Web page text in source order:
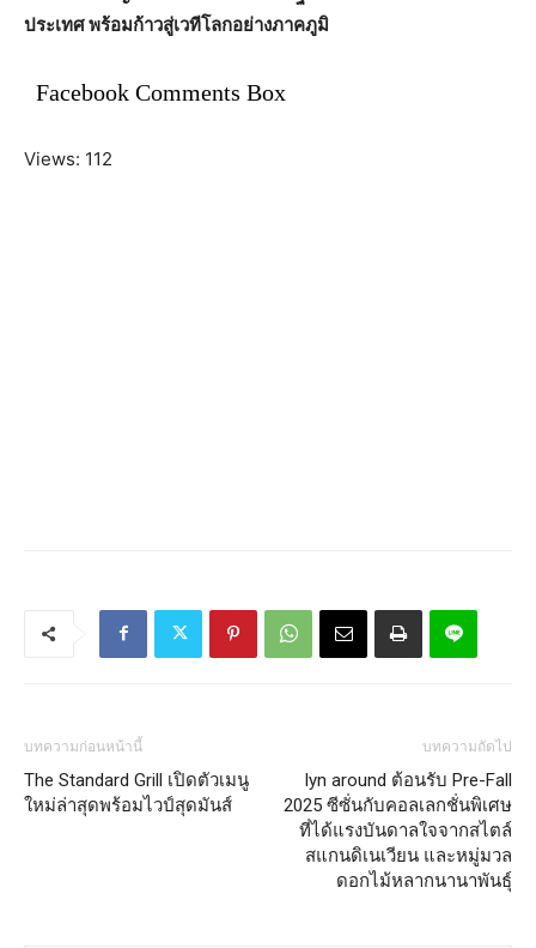
ประเทศ พร้อมก้าวสู่เวทีโลกอย่างภาคภูมิ
Facebook Comments Box
Views: 112
บทความก่อนหน้านี้
The Standard Grill เปิดตัวเมนู
ใหม่ล่าสุดพร้อมไวป์สุดมันส์
บทความถัดไป
lyn around ต้อนรับ Pre-Fall
2025 ซีซั่นกับคอลเลกชั่นพิเศษ
ที่ได้แรงบันดาลใจจากสไตล์
สแกนดิเนเวียน และหมู่มวล
ดอกไม้หลากนานาพันธุ์